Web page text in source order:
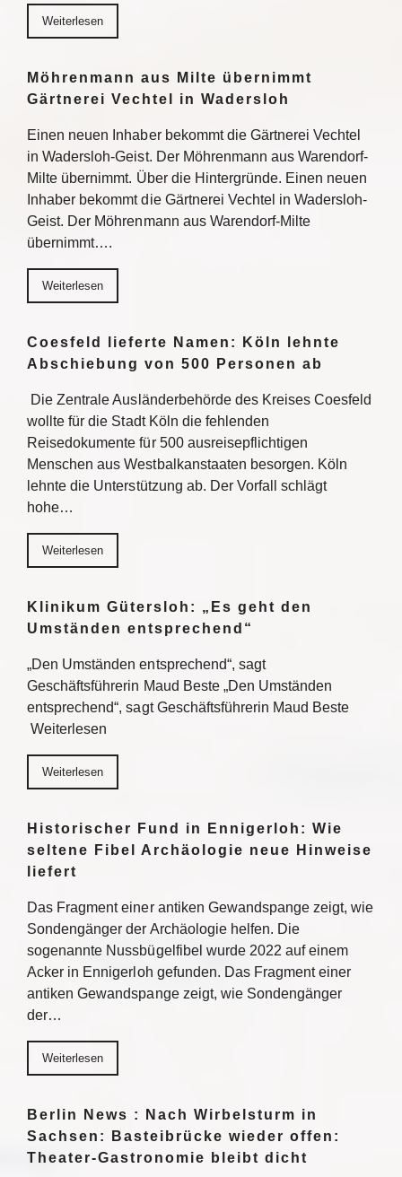
Weiterlesen
Möhrenmann aus Milte übernimmt
Gärtnerei Vechtel in Wadersloh
Einen neuen Inhaber bekommt die Gärtnerei Vechtel
in Wadersloh-Geist. Der Möhrenmann aus Warendorf-
Milte übernimmt. Über die Hintergründe. Einen neuen
Inhaber bekommt die Gärtnerei Vechtel in Wadersloh-
Geist. Der Möhrenmann aus Warendorf-Milte
übernimmt….
Weiterlesen
Coesfeld lieferte Namen: Köln lehnte
Abschiebung von 500 Personen ab
Die Zentrale Ausländerbehörde des Kreises Coesfeld
wollte für die Stadt Köln die fehlenden
Reisedokumente für 500 ausreisepflichtigen
Menschen aus Westbalkanstaaten besorgen. Köln
lehnte die Unterstützung ab. Der Vorfall schlägt
hohe…
Weiterlesen
Klinikum Gütersloh: „Es geht den
Umständen entsprechend“
„Den Umständen entsprechend“, sagt
Geschäftsführerin Maud Beste „Den Umständen
entsprechend“, sagt Geschäftsführerin Maud Beste
Weiterlesen
Weiterlesen
Historischer Fund in Ennigerloh: Wie
seltene Fibel Archäologie neue Hinweise
liefert
Das Fragment einer antiken Gewandspange zeigt, wie
Sondengänger der Archäologie helfen. Die
sogenannte Nussbügelfibel wurde 2022 auf einem
Acker in Ennigerloh gefunden. Das Fragment einer
antiken Gewandspange zeigt, wie Sondengänger
der…
Weiterlesen
Berlin News : Nach Wirbelsturm in
Sachsen: Basteibrücke wieder offen:
Theater-Gastronomie bleibt dicht